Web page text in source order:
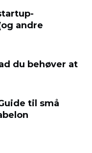
andre
du behøver at
til små